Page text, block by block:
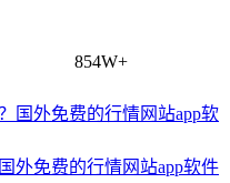
854W+
外免费的行情网站app软件